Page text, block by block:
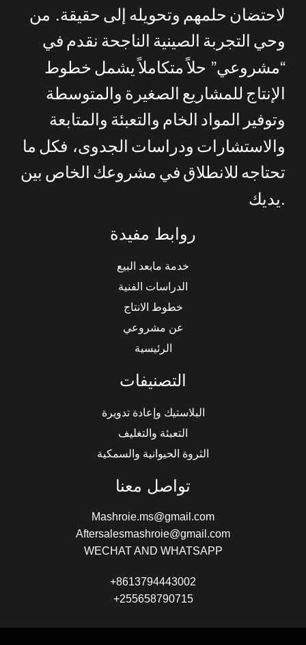
تواصل معنا
Mashroie.ms@gmail.com
Aftersalesmashroie@gmail.com
WECHAT AND WHATSAPP
+8613794443002
+255658790715
التصنيفات
البلاستيك وإعادة تدويرة
التعبئة والتغليف
الثروة الحيوانية والسمكية
روابط مفيدة
خدمة مابعد البيع
الدراسات الفنية
خطوط الانتاج
عن مشروعي
الرئيسية
لاحتضان حلمهم وتحويله إلى حقيقة. من
وحي التجربة الصينية الناجحة نقدم في
“مشروعي” حلاً متكاملاً يشمل خطوط
الإنتاج للمشاريع الصغيرة والمتوسطة
وتوفير
المواد الخام والتعبئة والمتابعة
والاستشارات ودراسات الجدوى، فكل ما
تحتاجه للانطلاق في مشروعك الخاص بين
يديك.